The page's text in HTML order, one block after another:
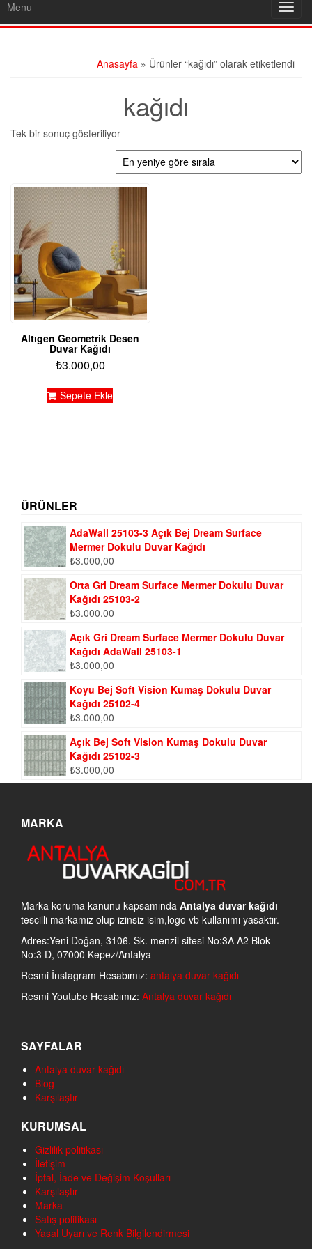
Menu
Anasayfa » Ürünler “kağıdı” olarak etiketlendi
kağıdı
Tek bir sonuç gösteriliyor
Altıgen Geometrik Desen
Duvar Kağıdı
₺3.000,00
Sepete Ekle
ÜRÜNLER
AdaWall 25103-3 Açık Bej Dream Surface
Mermer Dokulu Duvar Kağıdı
₺3.000,00
Orta Gri Dream Surface Mermer Dokulu Duvar
Kağıdı 25103-2
₺3.000,00
Açık Gri Dream Surface Mermer Dokulu Duvar
Kağıdı AdaWall 25103-1
₺3.000,00
Koyu Bej Soft Vision Kumaş Dokulu Duvar
Kağıdı 25102-4
₺3.000,00
Açık Bej Soft Vision Kumaş Dokulu Duvar
Kağıdı 25102-3
₺3.000,00
MARKA
Marka koruma kanunu kapsamında Antalya duvar kağıdı
tescilli markamız olup izinsiz isim,logo vb kullanımı yasaktır.
Adres:Yeni Doğan, 3106. Sk. menzil sitesi No:3A A2 Blok
No:3 D, 07000 Kepez/Antalya
Resmi İnstagram Hesabımız: antalya duvar kağıdı
Resmi Youtube Hesabımız: Antalya duvar kağıdı
SAYFALAR
Antalya duvar kağıdı
Blog
Karşılaştır
KURUMSAL
Gizlilik politikası
İletişim
İptal, İade ve Değişim Koşulları
Karşılaştır
Marka
Satış politikası
Yasal Uyarı ve Renk Bilgilendirmesi